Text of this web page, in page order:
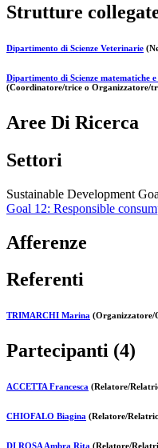
Strutture
Dipartimento di Scienze Veterinarie
Dipartimento di Scienze matematiche
(Coordinatore/trice o Organizzatore/
Aree Di Ricerca
Settori
Sustainable Development
Goal 12: Responsible
Afferenze
Referenti
TRIMARCHI Marina (Organizzatore/
Partecipanti (4)
ACCETTA Francesca (Relatore/
CHIOFALO Biagina (Relatore/
DI ROSA Ambra Rita (Relatore/